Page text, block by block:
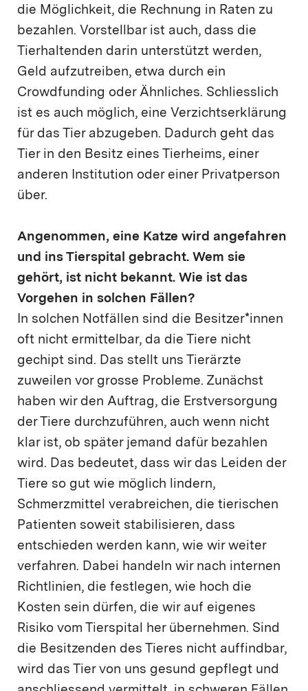
die Möglichkeit, die Rechnung in Raten zu
bezahlen. Vorstellbar ist auch, dass die
Tierhaltenden darin unterstützt werden,
Geld aufzutreiben, etwa durch ein
Crowdfunding oder Ähnliches. Schliesslich
ist es auch möglich, eine Verzichtserklärung
für das Tier abzugeben. Dadurch geht das
Tier in den Besitz eines Tierheims, einer
anderen Institution oder einer Privatperson
über.
Angenommen, eine Katze wird angefahren
und ins Tierspital gebracht. Wem sie
gehört, ist nicht bekannt. Wie ist das
Vorgehen in solchen Fällen?
In solchen Notfällen sind die Besitzer*innen
oft nicht ermittelbar, da die Tiere nicht
gechipt sind. Das stellt uns Tierärzte
zuweilen vor grosse Probleme. Zunächst
haben wir den Auftrag, die Erstversorgung
der Tiere durchzuführen, auch wenn nicht
klar ist, ob später jemand dafür bezahlen
wird. Das bedeutet, dass wir das Leiden der
Tiere so gut wie möglich lindern,
Schmerzmittel verabreichen, die tierischen
Patienten soweit stabilisieren, dass
entschieden werden kann, wie wir weiter
verfahren. Dabei handeln wir nach internen
Richtlinien, die festlegen, wie hoch die
Kosten sein dürfen, die wir auf eigenes
Risiko vom Tierspital her übernehmen. Sind
die Besitzenden des Tieres nicht auffindbar,
wird das Tier von uns gesund gepflegt und